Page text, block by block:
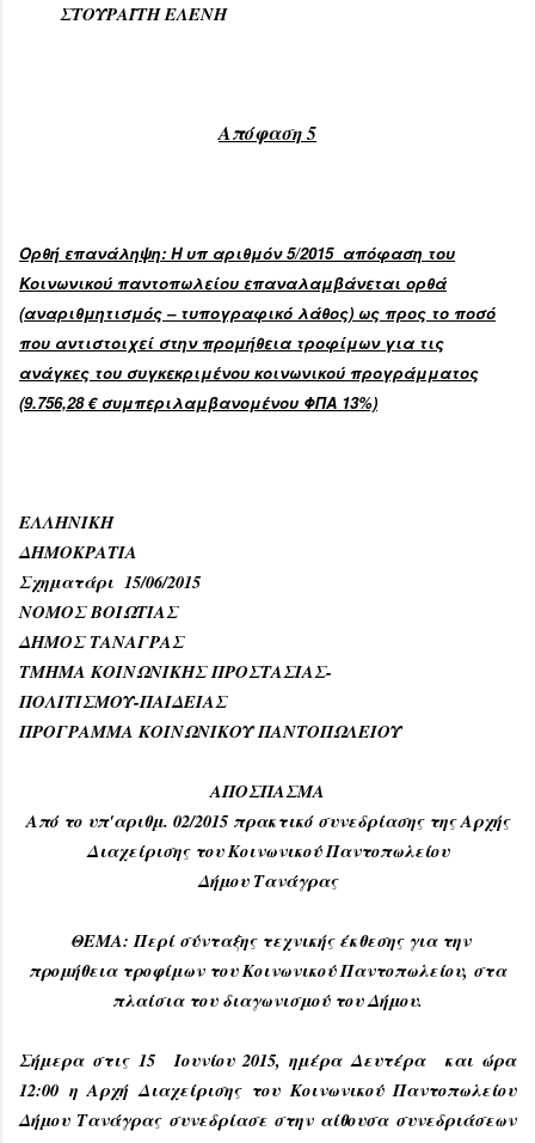
ΣΤΟΥΡΑΪΤΗ ΕΛΕΝΗ
Απόφαση 5
Ορθή επανάληψη: Η υπ αριθμόν 5/2015 απόφαση του
Κοινωνικού παντοπωλείου επαναλαμβάνεται ορθά
(αναριθμητισμός – τυπογραφικό λάθος) ως προς το ποσό
που αντιστοιχεί στην προμήθεια τροφίμων για τις
ανάγκες του συγκεκριμένου κοινωνικού προγράμματος
(9.756,28 € συμπεριλαμβανομένου ΦΠΑ 13%)
ΕΛΛΗΝΙΚΗ
ΔΗΜΟΚΡΑΤΙΑ
Σχηματάρι 15/06/2015
ΝΟΜΟΣ ΒΟΙΩΤΙΑΣ
ΔΗΜΟΣ ΤΑΝΑΓΡΑΣ
ΤΜΗΜΑ ΚΟΙΝΩΝΙΚΗΣ ΠΡΟΣΤΑΣΙΑΣ-
ΠΟΛΙΤΙΣΜΟΥ-ΠΑΙΔΕΙΑΣ
ΠΡΟΓΡΑΜΜΑ ΚΟΙΝΩΝΙΚΟΥ ΠΑΝΤΟΠΩΛΕΙΟΥ
ΑΠΟΣΠΑΣΜΑ
Από το υπ'αριθμ. 02/2015 πρακτικό συνεδρίασης της Αρχής
Διαχείρισης του Κοινωνικού Παντοπωλείου
Δήμου Τανάγρας
ΘΕΜΑ: Περί σύνταξης τεχνικής έκθεσης για την
προμήθεια τροφίμων του Κοινωνικού Παντοπωλείου, στα
πλαίσια του διαγωνισμού του Δήμου.
Σήμερα στις 15Ιουνίου 2015, ημέρα Δευτέρα και ώρα
12:00 η Αρχή Διαχείρισης του Κοινωνικού Παντοπωλείου
Δήμου Τανάγρας συνεδρίασε στην αίθουσα συνεδριάσεων